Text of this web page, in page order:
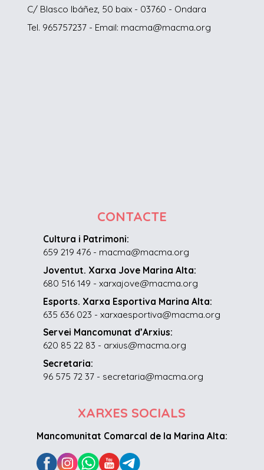
C/ Blasco Ibáñez, 50 baix - 03760 - Ondara
Tel. 965757237 - Email: macma@macma.org
CONTACTE
Cultura i Patrimoni:
659 219 476 - macma@macma.org
Joventut. Xarxa Jove Marina Alta:
680 516 149 - xarxajove@macma.org
Esports. Xarxa Esportiva Marina Alta:
635 636 023 - xarxaesportiva@macma.org
Servei Mancomunat d’Arxius:
620 85 22 83 - arxius@macma.org
Secretaria:
96 575 72 37 - secretaria@macma.org
XARXES SOCIALS
Mancomunitat Comarcal de la Marina Alta: